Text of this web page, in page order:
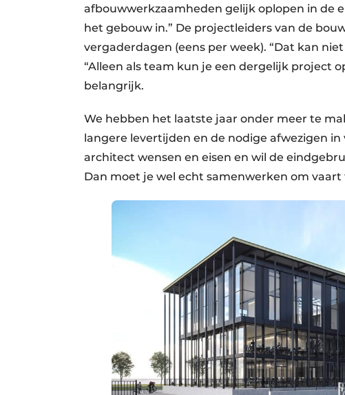
afbouwwerkzaamheden gelijk oplopen in de
het gebouw in.” De projectleiders van de
vergaderdagen (eens per week). “Dat kan
“Alleen als team kun je een dergelijk project
belangrijk.
We hebben het laatste jaar onder meer te
langere levertijden en de nodige afwezigen
architect wensen en eisen en wil de
Dan moet je wel echt samenwerken om